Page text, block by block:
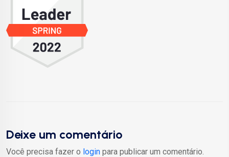
Deixe um comentário
Você precisa fazer o login para publicar um comentário.